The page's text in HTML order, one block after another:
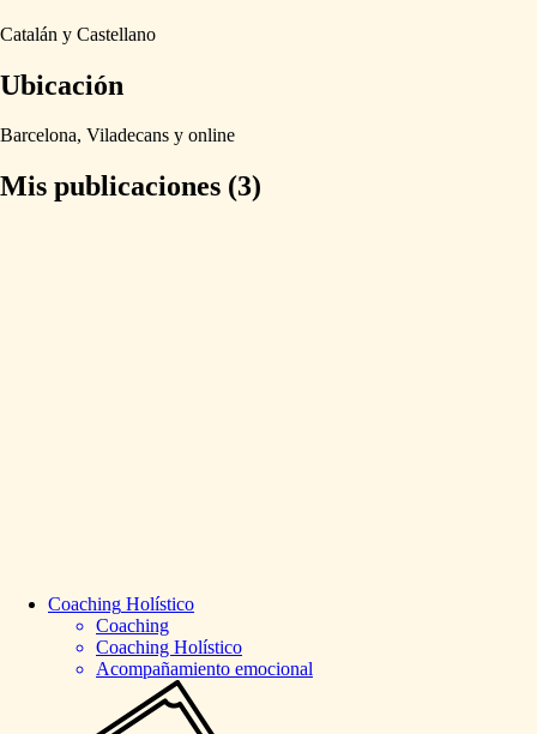
Catalán y Castellano
Ubicación
Barcelona, Viladecans y online
Mis publicaciones (3)
Coaching Holístico
Coaching
Coaching Holístico
Acompañamiento emocional